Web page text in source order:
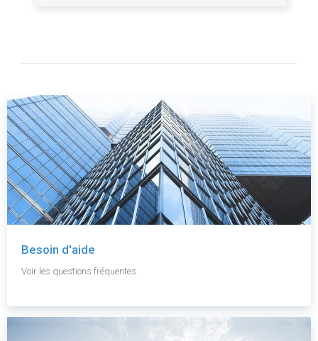
Besoin d'aide
Voir les questions fréquentes.